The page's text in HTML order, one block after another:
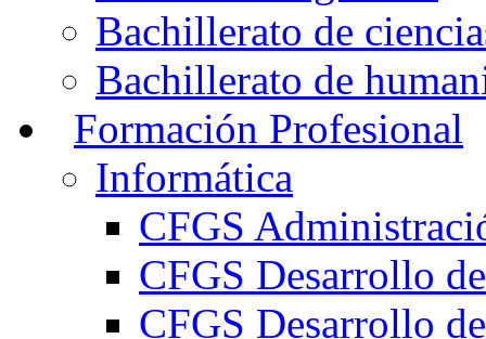
Bachillerato de
Bachillerato de
Formación Profesional
Informática
CFGS
CFGS Desarrollo
CFGS Desarrollo